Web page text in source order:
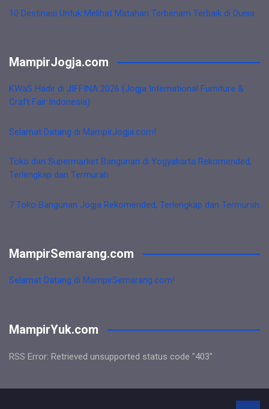
10 Destinasi Untuk Melihat Matahari Terbenam Terbaik di Dunia
MampirJogja.com
KWaS Hadir di JIFFINA 2026 (Jogja International Furniture &
Craft Fair Indonesia)
Selamat Datang di MampirJogja.com!
Toko dan Supermarket Bangunan di Yogyakarta Rekomended,
Terlengkap dan Termurah
7 Toko Bangunan Jogja Rekomended, Terlengkap dan Termurah
MampirSemarang.com
Selamat Datang di MampirSemarang.com!
MampirYuk.com
RSS Error: Retrieved unsupported status code "403"